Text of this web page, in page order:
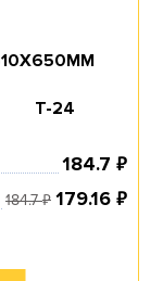
Т-24
184.7 ₽
184.7₽ 179.16 ₽